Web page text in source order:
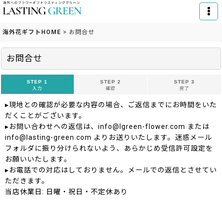
海外花ギフトHOME > お問合せ
お問合せ
STEP 1
入力
STEP 2
確認
STEP 3
完了
▸現地との確認が必要な内容の場合、ご返信までにお時間をいた
だくことがございます。
▸お問い合わせへの返信は、info@lgreen-flower.com または
info@lasting-green.com よりお送りいたします。迷惑メール
フォルダに振り分けられないよう、あらかじめ受信許可設定を
お願いいたします。
▸お電話での対応はしておりません。メールでの返信とさせてい
ただきます。
当店休業日: 日曜・祝日・不定休あり